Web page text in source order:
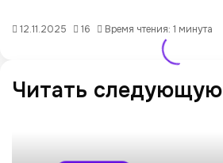
12.11.2025 16 Время чтения: 1 минута
Читать следующую